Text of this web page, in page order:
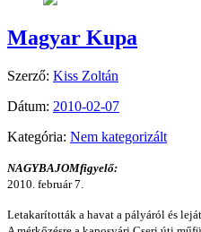
Magyar Kupa
Szerző: Kiss Zoltán
Dátum: 2010-02-07
Kategória: Nem kategorizált
NAGYBAJOMfigyelő:
2010. február 7.
Letakarították a havat a pályáról és